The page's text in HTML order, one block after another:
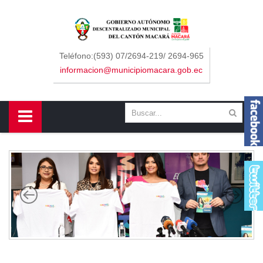
Teléfono:(593) 07/2694-219/ 2694-965
informacion@municipiomacara.gob.ec
Sidebar Menu
Concejo
Departamentos
Contáctenos
Macará
Cantón
Himno a Macará
Símbolos Patrios